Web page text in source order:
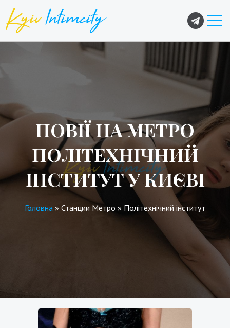
ПОВІЇ НА МЕТРО
ПОЛІТЕХНІЧНИЙ
ІНСТИТУТ У КИЄВІ
Головна » Станции Метро » Політехнічний інститут